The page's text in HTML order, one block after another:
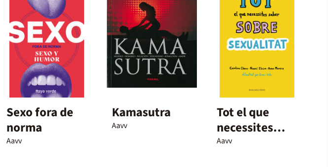
Sexo fora de
norma
Aavv
Kamasutra
Aavv
Tot el que
necessites
saber sobre
Aavv